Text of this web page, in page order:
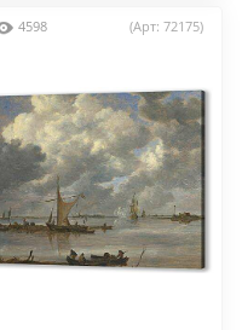
4598 (Арт: 72175)